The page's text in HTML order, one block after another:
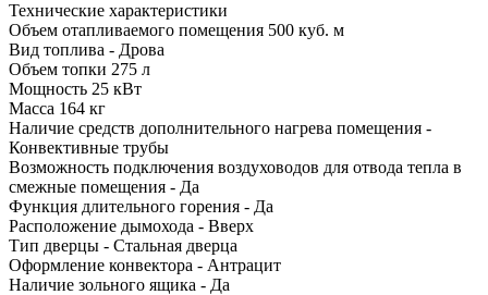
Технические характеристики
Объем отапливаемого помещения 500 куб. м
Вид топлива - Дрова
Объем топки 275 л
Мощность 25 кВт
Масса 164 кг
Наличие средств дополнительного нагрева помещения -
Конвективные трубы
Возможность подключения воздуховодов для отвода тепла в
смежные помещения - Да
Функция длительного горения - Да
Расположение дымохода - Вверх
Тип дверцы - Стальная дверца
Оформление конвектора - Антрацит
Наличие зольного ящика - Да